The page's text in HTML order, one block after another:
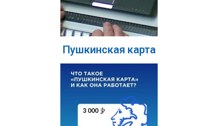
Пушкинская карта